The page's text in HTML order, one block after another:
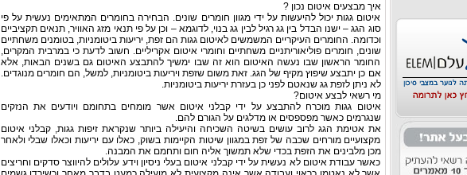
איך מבצעים איטום נכון ?
איטום גגות יכול להיעשות על ידי מגוון חומרים שונים. הבחירה בחומרים המתאימים נעשית על פי
סוג הגג – ישנו הבדל בין גג רגיל לבין גג בנוי, לדוגמא – וכן על פי תנאי מזג האוויר, תנאים תקציביים
וכדומה. החומרים העיקריים המשמשים לאיטום גגות הם זפת, יריעות ביטומניות, בטומנים משחתיים
שונים, חומרים פוליאוריתניים משחתיים וחומרי איטום אקריליים. חשוב לדעת כי במרבית המקרים,
החומר הראשון שבו נעשה האיטום הוא זה שבו ימשיך להתבצע האיטום גם בשנים הבאות, אלא
אם כן יתבצע שיפוץ מקיף של הגג. זאת משום שזפת ויריעות ביטומניות, למשל, הם חומרים מנוגדים.
לא ניתן לזפת גג שנאטם לפני כן בעזרת יריעות ביטומניות.
מי רשאי לבצע איטום?
איטום גגות מוכרח להתבצע על ידי קבלני איטום אשר מומחים בתחומם ויודעים את הנזקים
שנגרמים כאשר מפספסים או מדלגים על הגורם להם.
את אטימת הגג לרוב עושים בשיטה השכיחה והיעילה ביותר שנקראת זיפות גגות, קבלני איטום
מקצועיים מורחים שכבה של זפת במגוון שיטות הקיימות בשוק, כאלו עם יריעות וכאלו שבלי ולאחר
מכן מלבינים את הזפת בכדי שלא תמשוך אליה חום ותחמם את המבנה.
כאשר עבודת איטום לא נעשית על ידי קבלני איטום בעלי ניסיון וידע עלולים להיווצר סדקים וחריצים